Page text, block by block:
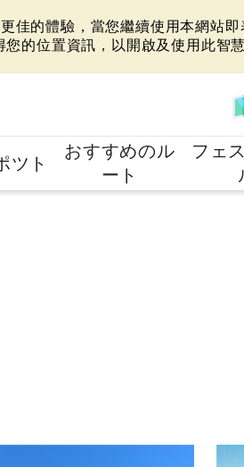
的體驗，當您繼續使用本網站
的位置資訊，以開啟及使用此智慧
ツト
おすすめのル
ート
フェ